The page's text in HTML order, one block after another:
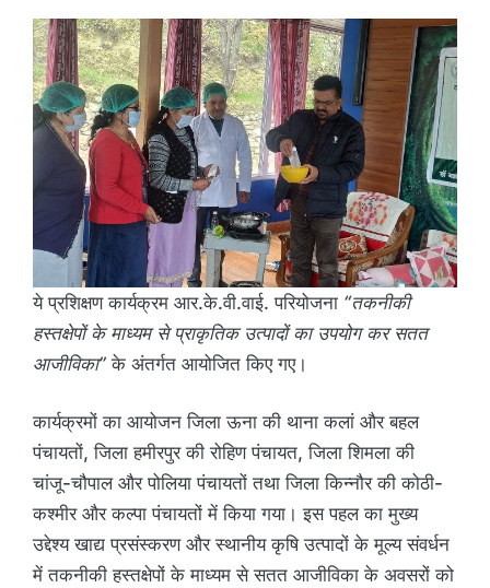
ये प्रशिक्षण कार्यक्रम आर.के.वी.वाई. परियोजना “तकनीकी
हस्तक्षेपों के माध्यम से प्राकृतिक उत्पादों का उपयोग कर सतत
आजीविका” के अंतर्गत आयोजित किए गए।
कार्यक्रमों का आयोजन जिला ऊना की थाना कलां और बहल
पंचायतों, जिला हमीरपुर की रोहिण पंचायत, जिला शिमला की
चांजू-चौपाल और पोलिया पंचायतों तथा जिला किन्नौर की कोठी-
कश्मीर और कल्पा पंचायतों में किया गया। इस पहल का मुख्य
उद्देश्य खाद्य प्रसंस्करण और स्थानीय कृषि उत्पादों के मूल्य संवर्धन
में तकनीकी हस्तक्षेपों के माध्यम से सतत आजीविका के अवसरों को